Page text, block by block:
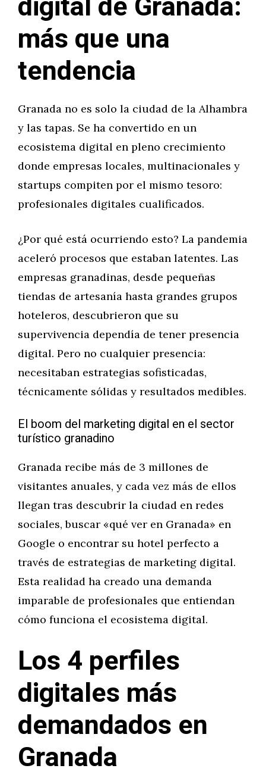
más que una
tendencia
Granada no es solo la ciudad de la Alhambra
y las tapas. Se ha convertido en un
ecosistema digital en pleno crecimiento
donde empresas locales, multinacionales y
startups compiten por el mismo tesoro:
profesionales digitales cualificados.
¿Por qué está ocurriendo esto? La pandemia
aceleró procesos que estaban latentes. Las
empresas granadinas, desde pequeñas
tiendas de artesanía hasta grandes grupos
hoteleros, descubrieron que su
supervivencia dependía de tener presencia
digital. Pero no cualquier presencia:
necesitaban estrategias sofisticadas,
técnicamente sólidas y resultados medibles.
El boom del marketing digital en el sector
turístico granadino
Granada recibe más de 3 millones de
visitantes anuales, y cada vez más de ellos
llegan tras descubrir la ciudad en redes
sociales, buscar «qué ver en Granada» en
Google o encontrar su hotel perfecto a
través de estrategias de marketing digital.
Esta realidad ha creado una demanda
imparable de profesionales que entiendan
cómo funciona el ecosistema digital.
Los 4 perfiles
digitales más
demandados en
Granada